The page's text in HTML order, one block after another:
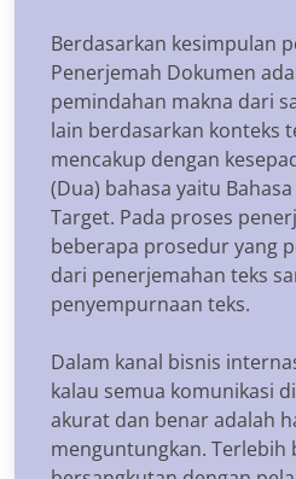
Berdasarkan kesimpulan
Penerjemah Dokumen
pemindahan makna dari
lain berdasarkan konteks
mencakup dengan
(Dua) bahasa yaitu
Target. Pada proses
beberapa prosedur yang
dari penerjemahan teks
penyempurnaan teks.
Dalam kanal bisnis
kalau semua komunikasi
akurat dan benar adalah
menguntungkan. Terlebih